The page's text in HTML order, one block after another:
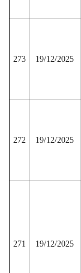
273 19/12/2025
272 19/12/2025
271 19/12/2025